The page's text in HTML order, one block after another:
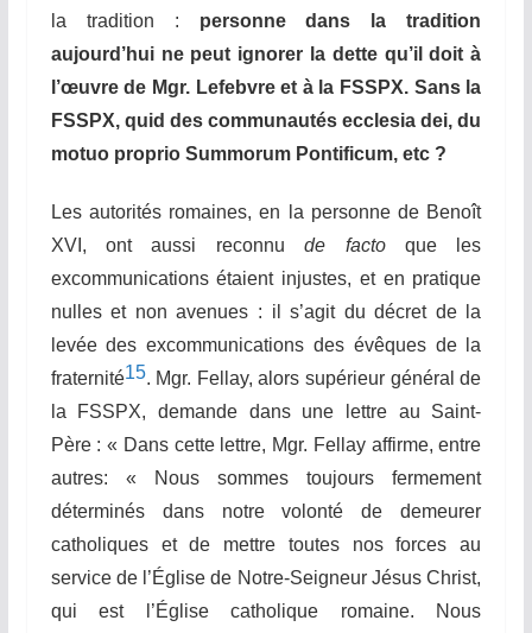
la tradition : personne dans la tradition
aujourd’hui ne peut ignorer la dette qu’il doit à
l’œuvre de Mgr. Lefebvre et à la FSSPX. Sans la
FSSPX, quid des communautés ecclesia dei, du
motuo proprio Summorum Pontificum, etc ?
Les autorités romaines, en la personne de Benoît
XVI, ont aussi reconnude factoque les
excommunications étaient injustes, et en pratique
nulles et non avenues : il s’agit du décret de la
levée des excommunications des évêques de la
fraternité15. Mgr. Fellay, alors supérieur général de
la FSSPX, demande dans une lettre au Saint-
Père : « Dans cette lettre, Mgr. Fellay affirme, entre
autres: « Nous sommes toujours fermement
déterminés dans notre volonté de demeurer
catholiques et de mettre toutes nos forces au
service de l’Église de Notre-Seigneur Jésus Christ,
qui est l’Église catholique romaine. Nous